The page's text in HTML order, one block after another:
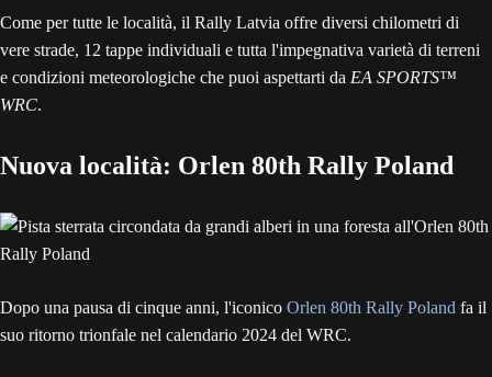
Come per tutte le località, il Rally Latvia offre diversi chilometri di
vere strade, 12 tappe individuali e tutta l'impegnativa varietà di terreni
e condizioni meteorologiche che puoi aspettarti da EA SPORTS™
WRC.
Nuova località: Orlen 80th Rally Poland
Dopo una pausa di cinque anni, l'iconico Orlen 80th Rally Poland fa il
suo ritorno trionfale nel calendario 2024 del WRC.